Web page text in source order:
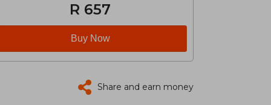
R 657
Buy Now
Share and earn money